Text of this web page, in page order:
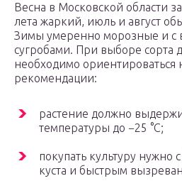
Весна в Московской области
лета жаркий, июль и август
Зимы умеренно морозные и с
сугробами. При выборе сорта
необходимо ориентироваться
рекомендации:
растение должно
температуры до −25 °С;
покупать культуру нужно
куста и быстрым